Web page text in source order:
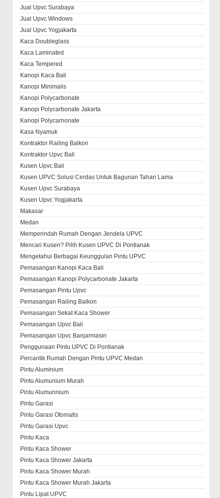
Jual Upvc Surabaya
Jual Upvc Windows
Jual Upvc Yogjakarta
Kaca Doubleglass
Kaca Laminated
Kaca Tempered
Kanopi Kaca Bali
Kanopi Minimalis
Kanopi Polycarbonate
Kanopi Polycarbonate Jakarta
Kanopi Polycarnonate
Kasa Nyamuk
Kontraktor Railing Balkon
Kontraktor Upvc Bali
Kusen Upvc Bali
Kusen UPVC Solusi Cerdas Untuk Bagunan Tahan Lama
Kusen Upvc Surabaya
Kusen Upvc Yogjakarta
Makasar
Medan
Memperindah Rumah Dengan Jendela UPVC
Mencari Kusen? Pilih Kusen UPVC Di Pontianak
Mengetahui Berbagai Keunggulan Pintu UPVC
Pemasangan Kanopi Kaca Bali
Pemasangan Kanopi Polycarbonate Jakarta
Pemasangan Pintu Upvc
Pemasangan Railing Balkon
Pemasangan Sekat Kaca Shower
Pemasangan Upvc Bali
Pemasangan Upvc Banjarmasin
Penggunaan Pintu UPVC Di Pontianak
Percantik Rumah Dengan Pintu UPVC Medan
Pintu Aluminium
Pintu Alumunium Murah
Pintu Alumunnium
Pintu Garasi
Pintu Garasi Otomatis
Pintu Garasi Upvc
Pintu Kaca
Pintu Kaca Shower
Pintu Kaca Shower Jakarta
Pintu Kaca Shower Murah
Pintu Kaca Shower Murah Jakarta
Pintu Lipat UPVC